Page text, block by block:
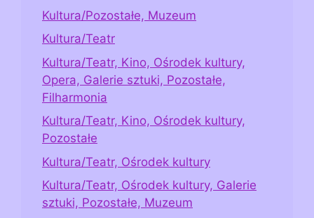
Kultura/Pozostałe, Muzeum
Kultura/Teatr
Kultura/Teatr, Kino, Ośrodek kultury,
Opera, Galerie sztuki, Pozostałe,
Filharmonia
Kultura/Teatr, Kino, Ośrodek kultury,
Pozostałe
Kultura/Teatr, Ośrodek kultury
Kultura/Teatr, Ośrodek kultury, Galerie
sztuki, Pozostałe, Muzeum